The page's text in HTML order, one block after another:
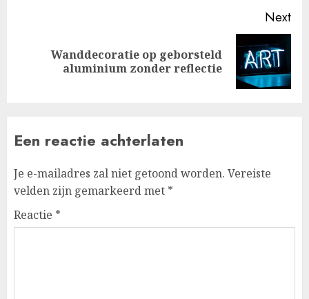
Next
Wanddecoratie op geborsteld
aluminium zonder reflectie
Een reactie achterlaten
Je e-mailadres zal niet getoond worden. Vereiste
velden zijn gemarkeerd met *
Reactie *